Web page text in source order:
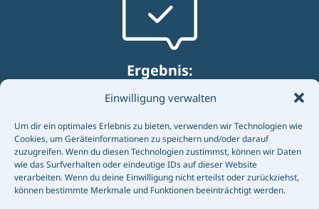
Einwilligung verwalten
Um dir ein optimales Erlebnis zu bieten, verwenden wir Technologien wie
Cookies, um Geräteinformationen zu speichern und/oder darauf
zuzugreifen. Wenn du diesen Technologien zustimmst, können wir Daten
wie das Surfverhalten oder eindeutige IDs auf dieser Website
verarbeiten. Wenn du deine Einwilligung nicht erteilst oder zurückziehst,
können bestimmte Merkmale und Funktionen beeinträchtigt werden.
Ergebnis:
+30 % Recruiting-Performance pro
Kampagne, die die Recruiting-
Performance um durchschnittlich 30 %
pro Monat steigerte.